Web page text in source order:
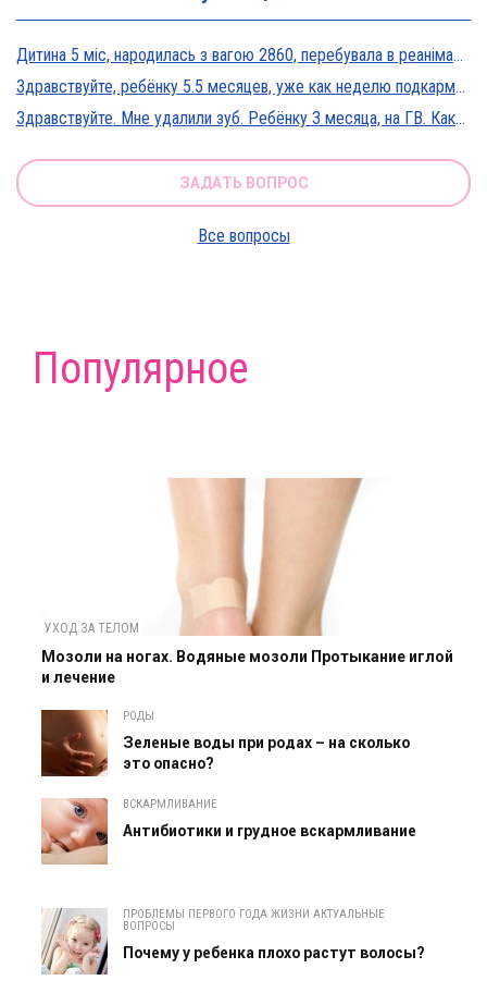
Дитина 5 міс, народилась з вагою 2860, перебувала в реанімації у дуже тяжкому стані, діагноз Гіпоксична енцефалопатія 2 ст. На даний момент вага 5800, відмовляється від їжі, плаче близько 5 днів, періоди активності присутні, стул зі слизом зелений оформлений, на штучному вигодовуванні Нан безлактозний,за раз або з перервами з'їдає 90-120 мл. Прошу допомоги в даній ситуації?
Здравствуйте, ребёнку 5.5 месяцев, уже как неделю подкармливаю смесью, пробовали 3 вида нан, милупа и остановились на малютке премиум, только вчера появились красные пятна вокруг рта после кормления смесью, и мы опять попробовали милупа и нан, реакция осталась, что делать?
Здравствуйте. Мне удалили зуб. Ребёнку 3 месяца, на ГВ. Какие антибиотики можно принимать? Спасибо
ЗАДАТЬ ВОПРОС
Все вопросы
Популярное
УХОД ЗА ТЕЛОМ
Мозоли на ногах. Водяные мозоли Протыкание иглой
и лечение
РОДЫ
Зеленые воды при родах – на сколько
это опасно?
ВСКАРМЛИВАНИЕ
Антибиотики и грудное вскармливание
ПРОБЛЕМЫ ПЕРВОГО ГОДА ЖИЗНИ АКТУАЛЬНЫЕ
ВОПРОСЫ
Почему у ребенка плохо растут волосы?